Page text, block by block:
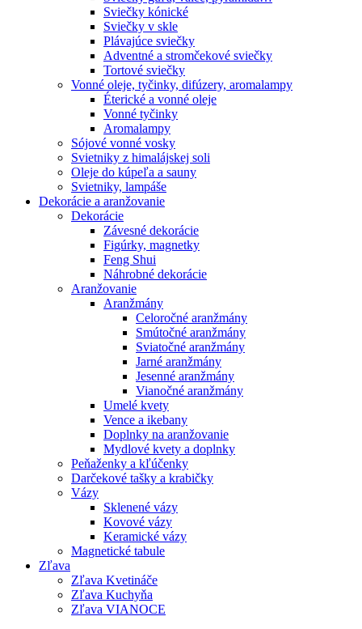
Sviečky kónické
Sviečky v skle
Plávajúce sviečky
Adventné a stromčekové sviečky
Tortové sviečky
Vonné oleje, tyčinky, difúzery, aromalampy
Éterické a vonné oleje
Vonné tyčinky
Aromalampy
Sójové vonné vosky
Svietniky z himalájskej soli
Oleje do kúpeľa a sauny
Svietniky, lampáše
Dekorácie a aranžovanie
Dekorácie
Závesné dekorácie
Figúrky, magnetky
Feng Shui
Náhrobné dekorácie
Aranžovanie
Aranžmány
Celoročné aranžmány
Smútočné aranžmány
Sviatočné aranžmány
Jarné aranžmány
Jesenné aranžmány
Vianočné aranžmány
Umelé kvety
Vence a ikebany
Doplnky na aranžovanie
Mydlové kvety a doplnky
Peňaženky a kľúčenky
Darčekové tašky a krabičky
Vázy
Sklenené vázy
Kovové vázy
Keramické vázy
Magnetické tabule
Zľava
Zľava Kvetináče
Zľava Kuchyňa
Zľava VIANOCE